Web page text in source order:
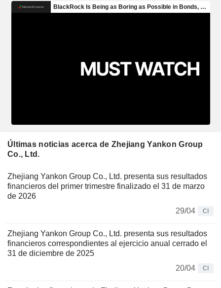
Últimas noticias acerca de Zhejiang Yankon Group
Co., Ltd.
Zhejiang Yankon Group Co., Ltd. presenta sus resultados
financieros del primer trimestre finalizado el 31 de marzo
de 2026
29/04
CI
Zhejiang Yankon Group Co., Ltd. presenta sus resultados
financieros correspondientes al ejercicio anual cerrado el
31 de diciembre de 2025
20/04
CI